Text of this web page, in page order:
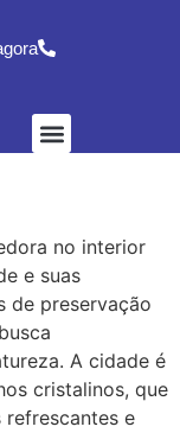
no interior
e suas
de preservação
A cidade é
cristalinos, que
e